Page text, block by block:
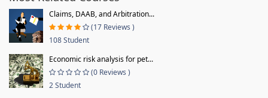
Claims, DAAB, and Arbitration...
(17 Reviews )
108 Student
Economic risk analysis for pet...
(0 Reviews )
2 Student